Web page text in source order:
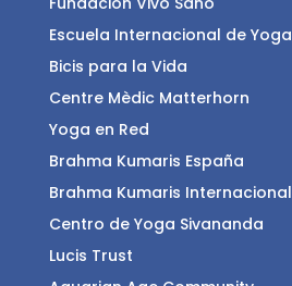
Escuela Internacional de Yoga
Bicis para la Vida
Centre Mèdic Matterhorn
Yoga en Red
Brahma Kumaris España
Brahma Kumaris Internacional
Centro de Yoga Sivananda
Lucis Trust